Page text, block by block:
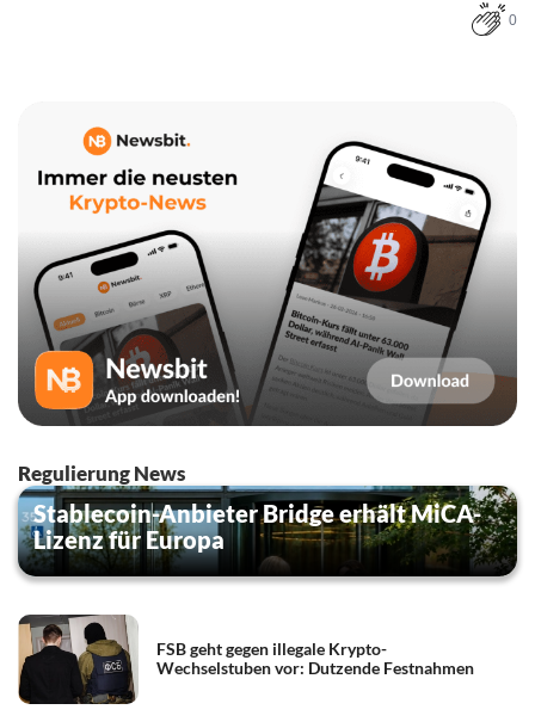
0
Regulierung News
Stablecoin-Anbieter Bridge erhält MiCA-
Lizenz für Europa
FSB geht gegen illegale Krypto-
Wechselstuben vor: Dutzende Festnahmen